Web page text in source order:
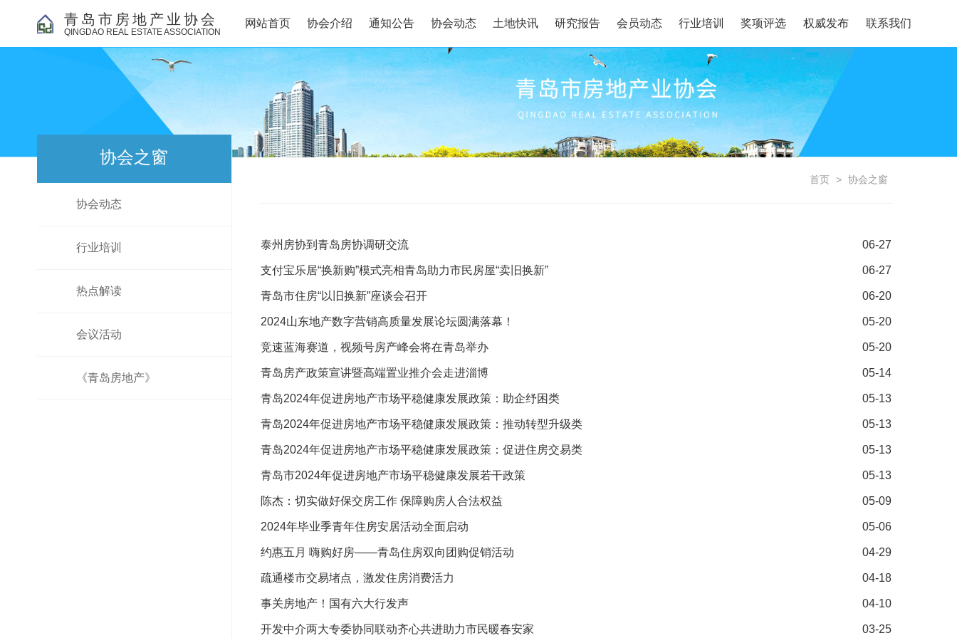
青岛市房地产业协会
QINGDAO REAL ESTATE ASSOCIATION
网站首页 协会介绍 通知公告 协会动态 土地快讯 研究报告 会员动态 行业培训 奖项评选 权威发布 联系我们
协会之窗
协会动态
行业培训
热点解读
会议活动
《青岛房地产》
首页 > 协会之窗
泰州房协到青岛房协调研交流 06-27
支付宝乐居“换新购”模式亮相青岛助力市民房屋“卖旧换新” 06-27
青岛市住房“以旧换新”座谈会召开 06-20
2024山东地产数字营销高质量发展论坛圆满落幕！ 05-20
竞速蓝海赛道，视频号房产峰会将在青岛举办 05-20
青岛房产政策宣讲暨高端置业推介会走进淄博 05-14
青岛2024年促进房地产市场平稳健康发展政策：助企纾困类 05-13
青岛2024年促进房地产市场平稳健康发展政策：推动转型升级类 05-13
青岛2024年促进房地产市场平稳健康发展政策：促进住房交易类 05-13
青岛市2024年促进房地产市场平稳健康发展若干政策 05-13
陈杰：切实做好保交房工作 保障购房人合法权益 05-09
2024年毕业季青年住房安居活动全面启动 05-06
约惠五月 嗨购好房——青岛住房双向团购促销活动 04-29
疏通楼市交易堵点，激发住房消费活力 04-18
事关房地产！国有六大行发声 04-10
开发中介两大专委协同联动齐心共进助力市民暖春安家 03-25